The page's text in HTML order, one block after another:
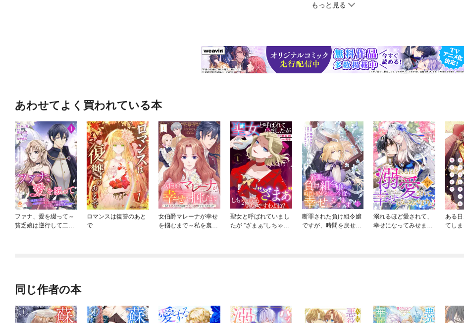
もっと見る
あわせてよく買われている本
ファナ、愛を綴って～
貧乏娘は逆行して二百
ロマンスは復讐のあと
で
女伯爵マレーナが幸せ
を掴むまで～私を裏切
聖女と呼ばれていまし
たが ”ざまぁ”しちゃっ
断罪された負け組令嬢
ですが、時間を戻せる
溺れるほど愛されて、
幸せになってみせます
ある
てし
同じ作者の本